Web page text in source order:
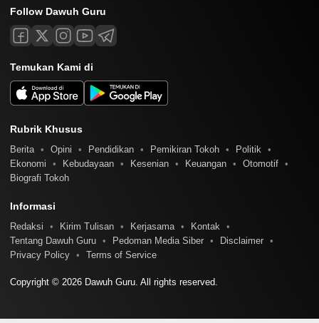
Follow Dawuh Guru
Temukan Kami di
Rubrik Khusus
Berita Opini Pendidikan Pemikiran Tokoh
Politik
Ekonomi
Kebudayaan Kesenian Keuangan
Otomotif
Biografi Tokoh
Informasi
Redaksi Kirim Tulisan Kerjasama
Kontak
Tentang Dawuh Guru
Pedoman Media Siber
Disclaimer
Privacy Policy
Terms of Service
Copyright © 2026 Dawuh Guru. All rights reserved.